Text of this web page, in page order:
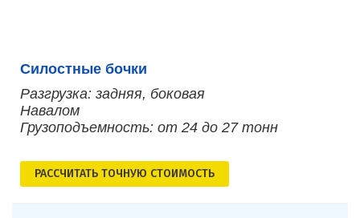
Силостные бочки
Разгрузка: задняя, боковая
Навалом
Грузоподъемность: от 24 до 27 тонн
РАСCЧИТАТЬ ТОЧНУЮ СТОИМОСТЬ